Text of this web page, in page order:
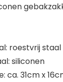
roestvrij staal
siliconen
ca. 31cm x